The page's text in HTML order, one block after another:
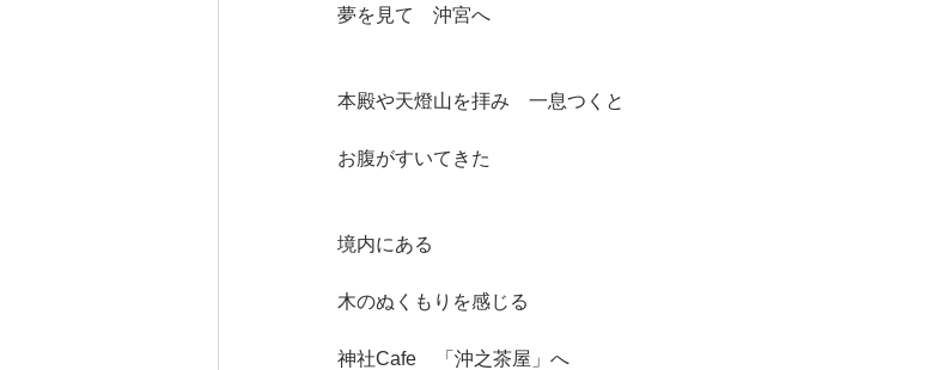
夢を見て　沖宮へ
本殿や天燈山を拝み　一息つくと
お腹がすいてきた
境内にある
木のぬくもりを感じる
神社Cafe　「沖之茶屋」へ